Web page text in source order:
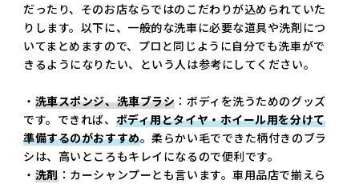
だったり、そのお店ならではのこだわりが込められていた
りします。以下に、一般的な洗車に必要な道具や洗剤につ
いてまとめますので、プロと同じように自分でも洗車がで
きるようになりたい、という人は参考にしてください。
・ 洗車スポンジ、洗車ブラシ ：ボディを洗うためのグッズ
です。できれば、 ボディ用とタイヤ・ホイール用を分けて
準備するのがおすすめ。柔らかい毛でできた柄付きのブラ
シは、高いところもキレイになるので便利です。
・ 洗剤：カーシャンプーとも言います。車用品店で揃えら